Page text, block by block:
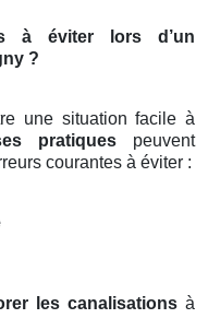
à éviter lors d’un
?
une situation facile à
pratiques peuvent
courantes à éviter :
les canalisationsà